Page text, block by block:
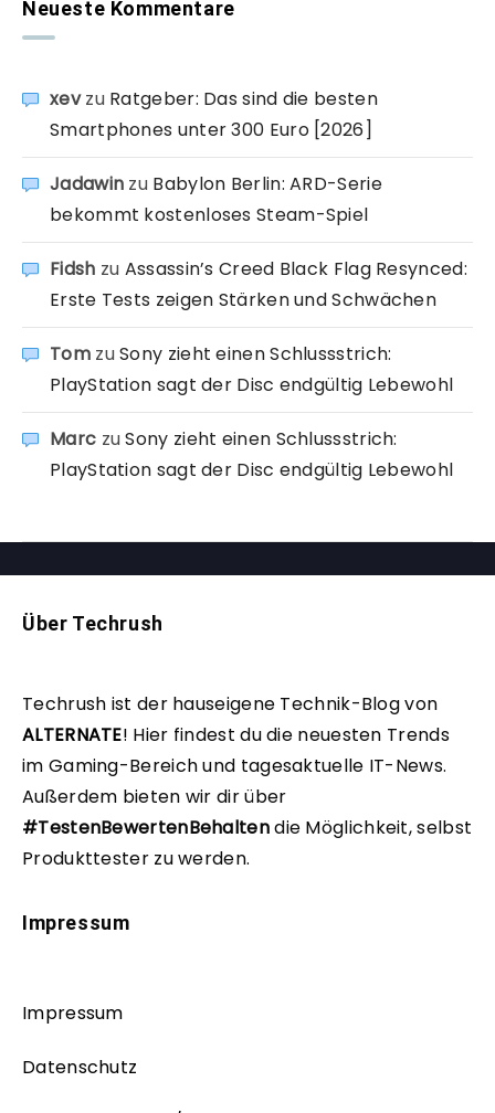
Neueste Kommentare
xevzu Ratgeber: Das sind die besten
Smartphones unter 300 Euro [2026]
Jadawin zu Babylon Berlin: ARD-Serie
bekommt kostenloses Steam-Spiel
Fidsh zu Assassin’s Creed Black Flag Resynced:
Erste Tests zeigen Stärken und Schwächen
TomzuSony zieht einen Schlussstrich:
PlayStation sagt der Disc endgültig Lebewohl
Marc zuSony zieht einen Schlussstrich:
PlayStation sagt der Disc endgültig Lebewohl
Über Techrush
Techrush ist der hauseigene Technik-Blog von
ALTERNATE! Hier findest du die neuesten Trends
im Gaming-Bereich und tagesaktuelle IT-News.
Außerdem bieten wir dir über
#TestenBewertenBehaltendie Möglichkeit, selbst
Produkttester zu werden.
Impressum
Impressum
Datenschutz